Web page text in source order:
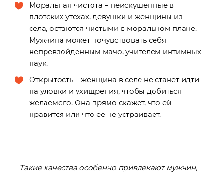
Моральная чистота – неискушенные в
плотских утехах, девушки и женщины из
села, остаются чистыми в моральном плане.
Мужчина может почувствовать себя
непревзойденным мачо, учителем интимных
наук.
Открытость – женщина в селе не станет идти
на уловки и ухищрения, чтобы добиться
желаемого. Она прямо скажет, что ей
нравится или что её не устраивает.
Такие качества особенно привлекают мужчин,